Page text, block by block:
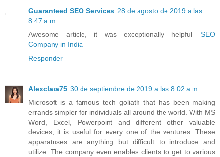
Guaranteed SEO Services 28 de agosto de 2019 a las
8:47 a.m.
Awesome article, it was exceptionally helpful! SEO
Company in India
Responder
Alexclara75 30 de septiembre de 2019 a las 8:02 a.m.
Microsoft is a famous tech goliath that has been making
errands simpler for individuals all around the world. With MS
Word, Excel, Powerpoint and different other valuable
devices, it is useful for every one of the ventures. These
apparatuses are anything but difficult to introduce and
utilize. The company even enables clients to get to various